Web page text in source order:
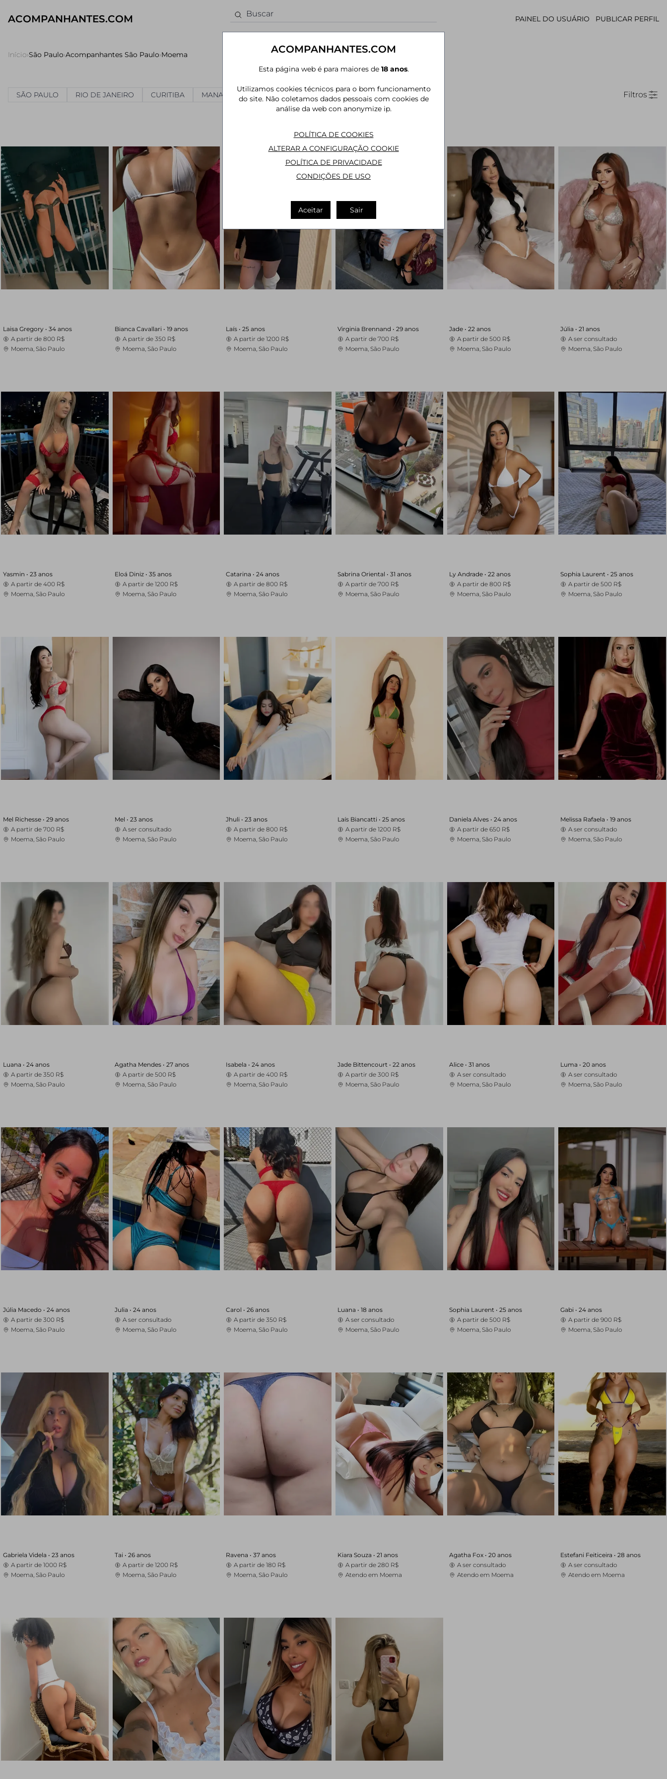
ACOMPANHANTES.COM PAINEL DO USUÁRIO PUBLICAR PERFIL
Início›São Paulo›Acompanhantes São Paulo›Moema
Acompanhantes em Moema
SÃO PAULO RIO DE JANEIRO CURITIBA MANAUS JOÃO PESSOA MAIS CIDADES Filtros
Laisa Gregory • 34 anos
A partir de 800 R$
Moema, São Paulo
Bianca Cavallari • 19 anos
A partir de 350 R$
Moema, São Paulo
Laís •25 anos
A partir de1200 R$
Moema, São Paulo
Virginia Brennand • 29 anos
A partir de 700 R$
Moema, São Paulo
Jade • 22 anos
A partir de 500 R$
Moema, São Paulo
Júlia •21 anos
A ser consultado
Moema, São Paulo
Yasmin • 23 anos
A partir de 400 R$
Moema, São Paulo
Eloá Diniz • 35 anos
A partir de 1200 R$
Moema, São Paulo
Catarina •24 anos
A partir de800 R$
Moema, São Paulo
Sabrina Oriental • 31 anos
A partir de 700 R$
Moema, São Paulo
Ly Andrade • 22 anos
A partir de 800 R$
Moema, São Paulo
Sophia Laurent •25 anos
A partir de500 R$
Moema, São Paulo
Mel Richesse • 29 anos
A partir de 700 R$
Moema, São Paulo
Mel • 23 anos
A ser consultado
Moema, São Paulo
Jhuli •23 anos
A partir de800 R$
Moema, São Paulo
Laís Biancatti • 25 anos
A partir de 1200 R$
Moema, São Paulo
Daniela Alves • 24 anos
A partir de 650 R$
Moema, São Paulo
Melissa Rafaela •19 anos
A ser consultado
Moema, São Paulo
Luana • 24 anos
A partir de 350 R$
Moema, São Paulo
Agatha Mendes • 27 anos
A partir de 500 R$
Moema, São Paulo
Isabela •24 anos
A partir de400 R$
Moema, São Paulo
Jade Bittencourt • 22 anos
A partir de 300 R$
Moema, São Paulo
Alice • 31 anos
A ser consultado
Moema, São Paulo
Luma •20 anos
A ser consultado
Moema, São Paulo
Júlia Macedo • 24 anos
A partir de 300 R$
Moema, São Paulo
Julia • 24 anos
A ser consultado
Moema, São Paulo
Carol •26 anos
A partir de350 R$
Moema, São Paulo
Luana • 18 anos
A ser consultado
Moema, São Paulo
Sophia Laurent • 25 anos
A partir de 500 R$
Moema, São Paulo
Gabi •24 anos
A partir de900 R$
Moema, São Paulo
Gabriela Videla • 23 anos
A partir de 1000 R$
Moema, São Paulo
Tai • 26 anos
A partir de 1200 R$
Moema, São Paulo
Ravena •37 anos
A partir de180 R$
Moema, São Paulo
Kiara Souza • 21 anos
A partir de 280 R$
Atendo em Moema
Agatha Fox • 20 anos
A ser consultado
Atendo em Moema
Estefani Feiticeira •28 anos
A ser consultado
Atendo em Moema
ACOMPANHANTES.COM
Esta página web é para maiores de 18 anos.
Utilizamos cookies técnicos para o bom funcionamento
do site. Não coletamos dados pessoais com cookies de
análise da web con anonymize ip.
POLÍTICA DE COOKIES
ALTERAR A CONFIGURAÇÃO COOKIE
POLÍTICA DE PRIVACIDADE
CONDIÇÕES DE USO
Aceitar Sair